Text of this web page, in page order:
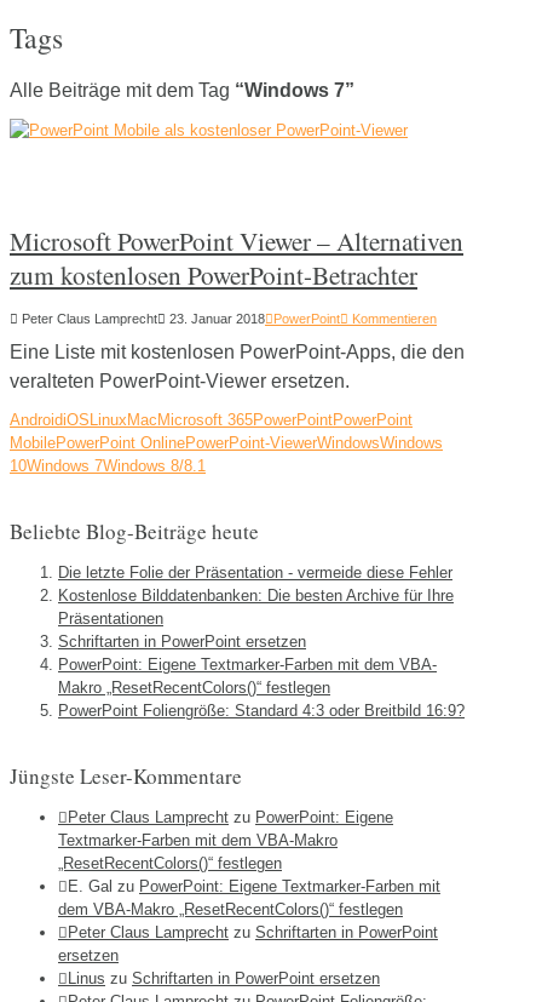
Tags
Alle Beiträge mit dem Tag “Windows 7”
Microsoft PowerPoint Viewer – Alternativen
zum kostenlosen PowerPoint-Betrachter
Peter Claus Lamprecht 23. Januar 2018 PowerPoint Kommentieren
Eine Liste mit kostenlosen PowerPoint-Apps, die den
veralteten PowerPoint-Viewer ersetzen.
AndroidiOS Linux Mac Microsoft 365PowerPointPowerPoint
MobilePowerPoint OnlinePowerPoint-ViewerWindowsWindows
10Windows 7Windows 8/8.1
Beliebte Blog-Beiträge heute
Die letzte Folie der Präsentation - vermeide diese Fehler
Kostenlose Bilddatenbanken: Die besten Archive für Ihre
Präsentationen
Schriftarten in PowerPoint ersetzen
PowerPoint: Eigene Textmarker-Farben mit dem VBA-
Makro „ResetRecentColors()“ festlegen
PowerPoint Foliengröße: Standard 4:3 oder Breitbild 16:9?
Jüngste Leser-Kommentare
Peter Claus Lamprecht zu PowerPoint: Eigene
Textmarker-Farben mit dem VBA-Makro
„ResetRecentColors()“ festlegen
E. Gal zu PowerPoint: Eigene Textmarker-Farben mit
dem VBA-Makro „ResetRecentColors()“ festlegen
Peter Claus Lamprecht zu Schriftarten in PowerPoint
ersetzen
Linus zu Schriftarten in PowerPoint ersetzen